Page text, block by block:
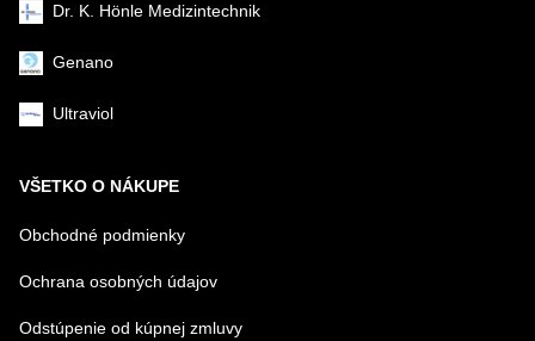
Dr. K. Hönle Medizintechnik
Genano
Ultraviol
VŠETKO O NÁKUPE
Obchodné podmienky
Ochrana osobných údajov
Odstúpenie od kúpnej zmluvy